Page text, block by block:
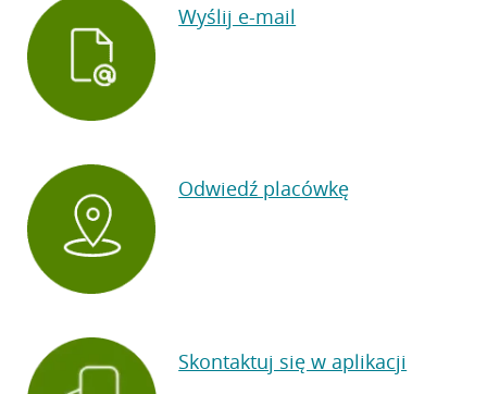
Wyślij e-mail
Odwiedź placówkę
Skontaktuj się w aplikacji